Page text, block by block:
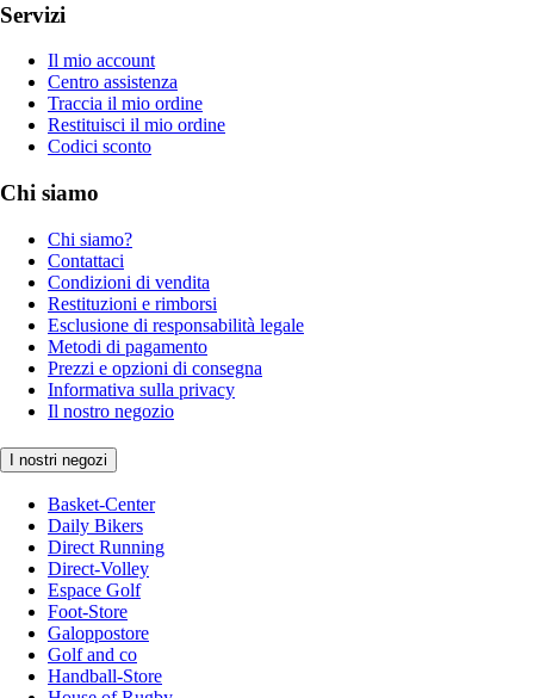
Servizi
Il mio account
Centro assistenza
Traccia il mio ordine
Restituisci il mio ordine
Codici sconto
Chi siamo
Chi siamo?
Contattaci
Condizioni di vendita
Restituzioni e rimborsi
Esclusione di responsabilità legale
Metodi di pagamento
Prezzi e opzioni di consegna
Informativa sulla privacy
Il nostro negozio
I nostri negozi
Basket-Center
Daily Bikers
Direct Running
Direct-Volley
Espace Golf
Foot-Store
Galoppostore
Golf and co
Handball-Store